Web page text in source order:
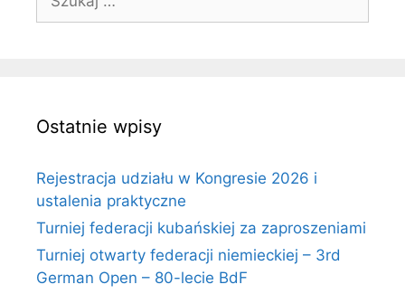
Ostatnie wpisy
Rejestracja udziału w Kongresie 2026 i
ustalenia praktyczne
Turniej federacji kubańskiej za zaproszeniami
Turniej otwarty federacji niemieckiej – 3rd
German Open – 80-lecie BdF